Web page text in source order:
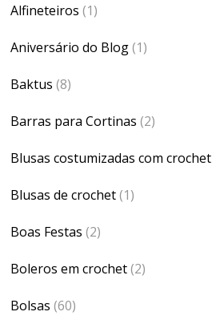
Alfineteiros (1)
Aniversário do Blog(1)
Baktus (8)
Barras para Cortinas (2)
Blusas costumizadas com crochet
Blusas de crochet(1)
Boas Festas (2)
Boleros em crochet(2)
Bolsas (60)